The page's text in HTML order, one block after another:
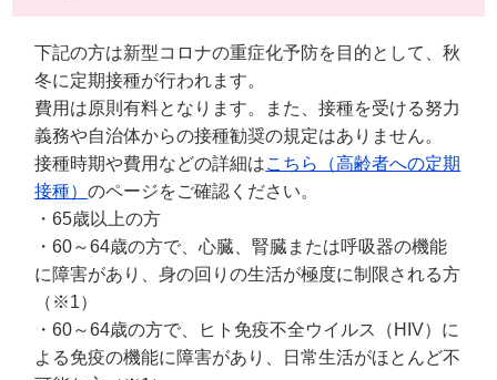
下記の方は新型コロナの重症化予防を目的として、秋
冬に定期接種が行われます。
費用は原則有料となります。また、接種を受ける努力
義務や自治体からの接種勧奨の規定はありません。
接種時期や費用などの詳細はこちら（高齢者への定期
接種）のページをご確認ください。
・65歳以上の方
・60～64歳の方で、心臓、腎臓または呼吸器の機能
に障害があり、身の回りの生活が極度に制限される方
（※1）
・60～64歳の方で、ヒト免疫不全ウイルス（HIV）に
よる免疫の機能に障害があり、日常生活がほとんど不